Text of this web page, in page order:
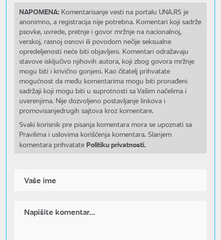
NAPOMENA: Komentarisanje vesti na portalu UNA.RS je
anonimno, a registracija nije potrebna. Komentari koji sadrže
psovke, uvrede, pretnje i govor mržnje na nacionalnoj,
verskoj, rasnoj osnovi ili povodom nečije seksualne
opredeljenosti neće biti objavljeni. Komentari odražavaju
stavove isključivo njihovih autora, koji zbog govora mržnje
mogu biti i krivično gonjeni. Kao čitatelj prihvatate
mogućnost da među komentarima mogu biti pronađeni
sadržaji koji mogu biti u suprotnosti sa Vašim načelima i
uverenjima. Nije dozvoljeno postavljanje linkova i
promovisanjedrugih sajtova kroz komentare.
Svaki korisnik pre pisanja komentara mora se upoznati sa
Pravilima i uslovima korišćenja komentara. Slanjem
komentara prihvatate Politiku privatnosti.